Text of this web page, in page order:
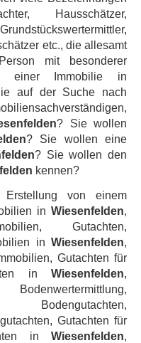
Hausschätzer,
etc., die allesamt
mit besonderer
einer Immobilie in
auf der Suche nach
? Sie wollen
? Sie wollen eine
? Sie wollen den
kennen?
von einem
in Wiesenfelden,
Gutachten,
in Wiesenfelden,
Gutachten für
in Wiesenfelden,
Gutachten für
in Wiesenfelden,